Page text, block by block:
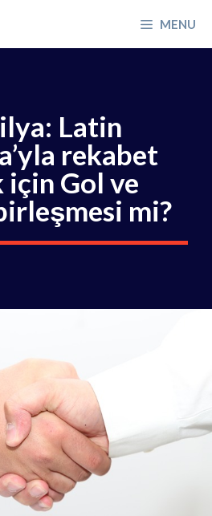
MENU
Latin
rekabet
için Gol ve
mi?